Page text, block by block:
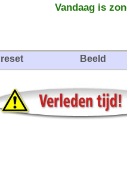
Vandaag is
Beeld